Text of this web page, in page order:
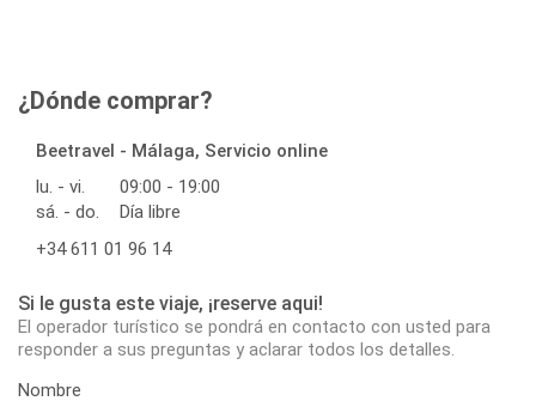
¿Dónde comprar?
Beetravel - Málaga, Servicio online
lu. - vi.
09:00 - 19:00
sá. - do.
Día libre
+34 611 01 96 14
Si le gusta este viaje, ¡reserve aqui!
El operador turístico se pondrá en contacto con usted para
responder a sus preguntas y aclarar todos los detalles.
Nombre